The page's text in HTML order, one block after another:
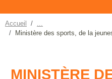
Accueil
Ministère des sports, de la
MINISTÈRE